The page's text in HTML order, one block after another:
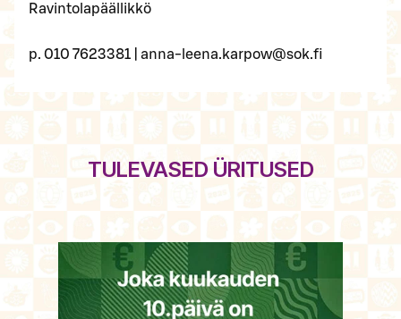
Ravintolapäällikkö
p. 010 7623381 | anna-leena.karpow@sok.fi
TULEVASED ÜRITUSED